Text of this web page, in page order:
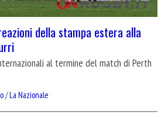
della stampa estera alla
al termine del match di Perth
/La Nazionale